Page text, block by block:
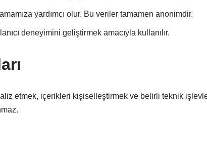
yardımcı olur. Bu veriler tamamen anonimdir.
deneyimini geliştirmek amacıyla kullanılır.
etmek, içerikleri kişiselleştirmek ve belirli teknik